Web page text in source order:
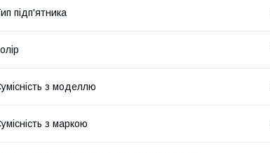
підп'ятника
з моделлю
з маркою